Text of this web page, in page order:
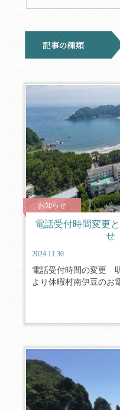
お知らせ
電話受付時間変更
せ
2024.11.30
電話受付時間の変更
より休暇村南伊豆のお